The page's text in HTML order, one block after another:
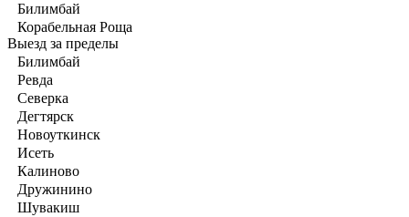
Билимбай
Корабельная Роща
Выезд за пределы
Билимбай
Ревда
Северка
Дегтярск
Новоуткинск
Исеть
Калиново
Дружинино
Шувакиш